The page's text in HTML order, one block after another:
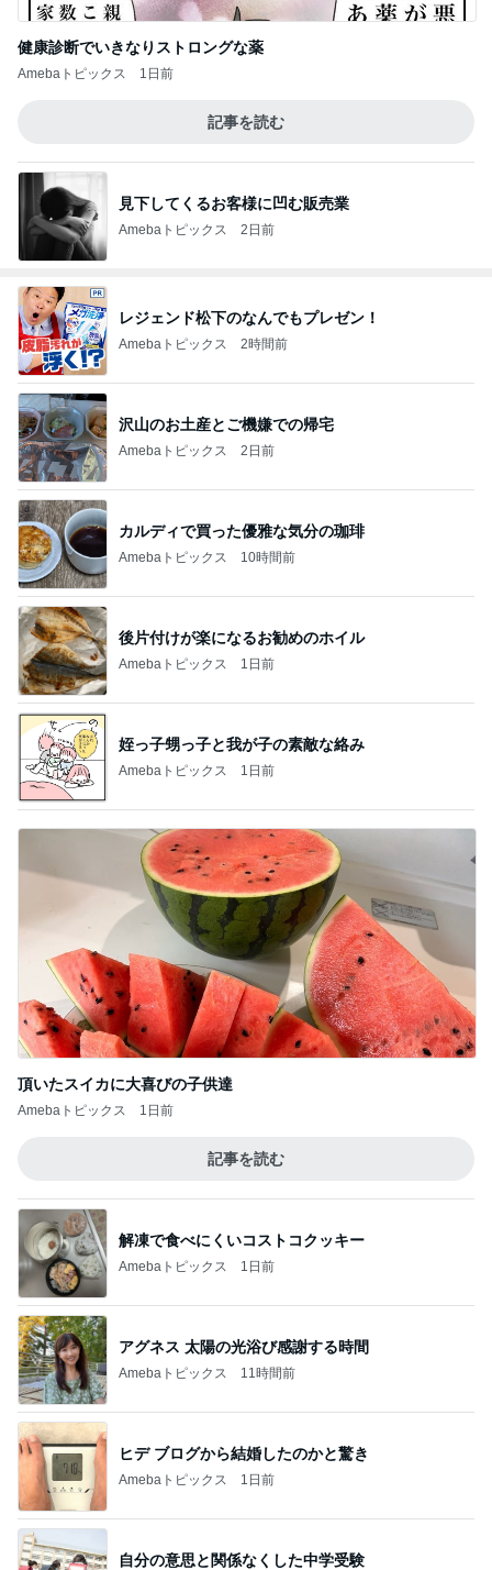
健康診断でいきなりストロングな薬
Amebaトピックス 1日前
記事を読む
見下してくるお客様に凹む販売業
Amebaトピックス 2日前
レジェンド松下のなんでもプレゼン！
Amebaトピックス 2時間前
沢山のお土産とご機嫌での帰宅
Amebaトピックス 2日前
カルディで買った優雅な気分の珈琲
Amebaトピックス 10時間前
後片付けが楽になるお勧めのホイル
Amebaトピックス 1日前
姪っ子甥っ子と我が子の素敵な絡み
Amebaトピックス 1日前
頂いたスイカに大喜びの子供達
Amebaトピックス 1日前
記事を読む
解凍で食べにくいコストコクッキー
Amebaトピックス 1日前
アグネス 太陽の光浴び感謝する時間
Amebaトピックス 11時間前
ヒデ ブログから結婚したのかと驚き
Amebaトピックス 1日前
自分の意思と関係なくした中学受験